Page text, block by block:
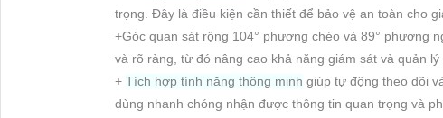
trọng. Đây là điều kiện cần thiết để bảo vệ an toàn cho
+Góc quan sát rộng 104° phương chéo và 89° phương
và rõ ràng, từ đó nâng cao khả năng giám sát và quản lý
+ Tích hợp tính năng thông minh giúp tự động theo dõi
dùng nhanh chóng nhận được thông tin quan trọng và